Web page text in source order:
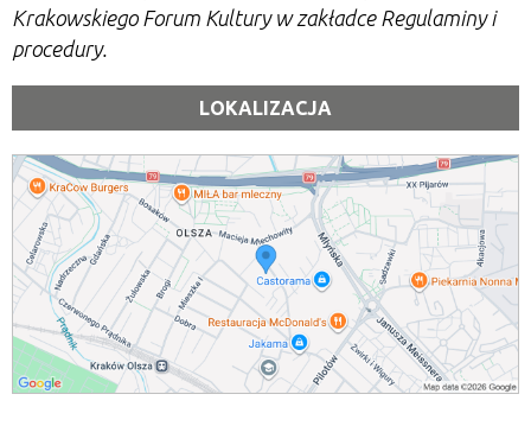
Krakowskiego Forum Kultury w zakładce Regulaminy i
procedury.
LOKALIZACJA